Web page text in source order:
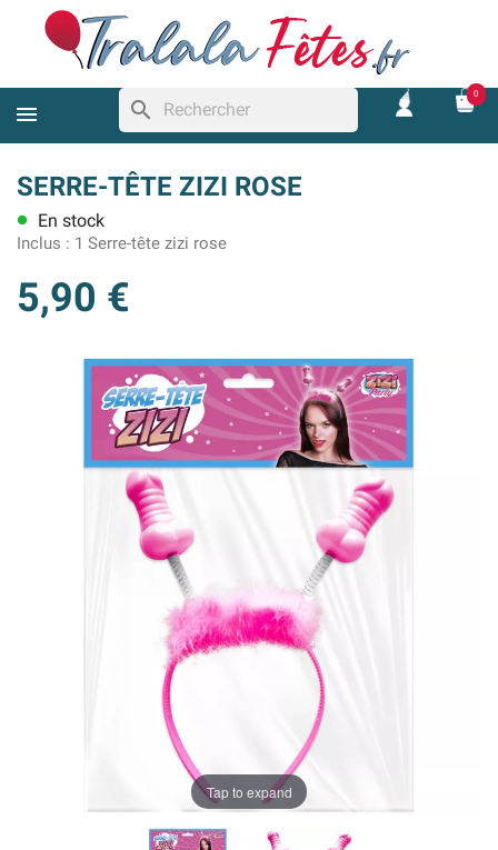
search
0
SERRE-TÊTE ZIZI ROSE
lens En stock
Inclus : 1 Serre-tête zizi rose
5,90 €
Tap to expand